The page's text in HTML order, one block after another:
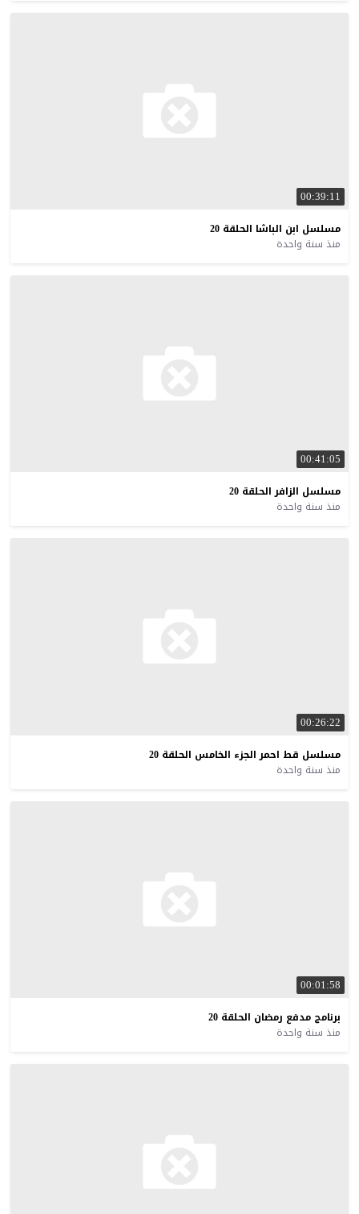
00:39:11
مسلسل ابن الباشا الحلقة 20
منذ سنة واحدة
00:41:05
مسلسل الزافر الحلقة 20
منذ سنة واحدة
00:26:22
مسلسل قط احمر الجزء الخامس الحلقة 20
منذ سنة واحدة
00:01:58
برنامج مدفع رمضان الحلقة 20
منذ سنة واحدة